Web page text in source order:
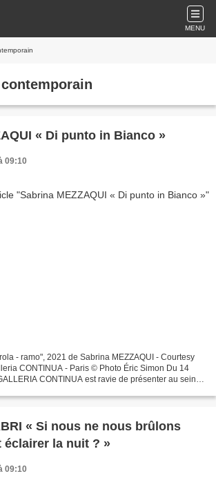
MENU
« Di punto in Bianco »
09:10
- ramo", 2021 de Sabrina MEZZAQUI - Courtesy
CONTINUA - Paris © Photo Éric Simon Du 14
CONTINUA est ravie de présenter au sein
« Si nous ne nous brûlons
éclairer la nuit ? »
09:10